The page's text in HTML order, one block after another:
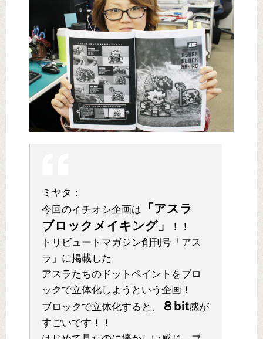
ミヤタ：
今回のイチオシ企画は
「アスラ
ブロックメイキング」
！！
トリビュートマガジン創刊号「アス
ラ」に掲載した
アスラたちのドットペイントをブロ
ックで立体化しようという企画！
ブロックで立体化すると、
８bit感が
すごいです！！